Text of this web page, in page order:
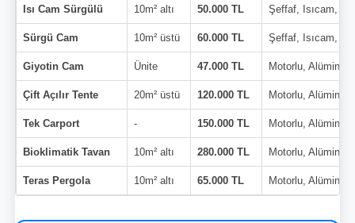
Isı Cam Sürgülü 10m² altı 50.000 TL Şeffaf, Isıcam,
Sürgü Cam 10m² üstü 60.000 TL Şeffaf, Isıcam,
Giyotin Cam Ünite 47.000 TL Motorlu,
Çift Açılır Tente 20m² üstü 120.000 TL Motorlu,
Tek Carport - 150.000 TL Motorlu,
Bioklimatik Tavan 10m² altı 280.000 TL Motorlu,
Teras Pergola 10m² altı 65.000 TL Motorlu,